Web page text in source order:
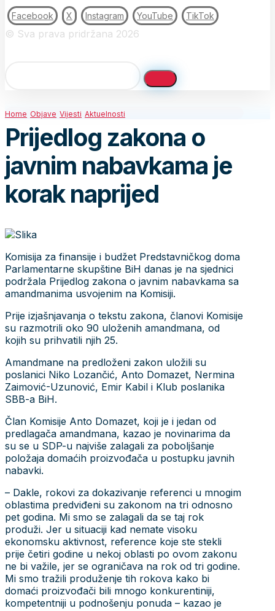
Facebook X Instagram YouTube TikTok
© Sva prava pridržana 2026
Home Objave Vijesti Aktuelnosti
Prijedlog zakona o
javnim nabavkama je
korak naprijed
Komisija za finansije i budžet Predstavničkog doma
Parlamentarne skupštine BiH danas je na sjednici
podržala Prijedlog zakona o javnim nabavkama sa
amandmanima usvojenim na Komisiji.
Prije izjašnjavanja o tekstu zakona, članovi Komisije
su razmotrili oko 90 uloženih amandmana, od
kojih su prihvatili njih 25.
Amandmane na predloženi zakon uložili su
poslanici Niko Lozančić, Anto Domazet, Nermina
Zaimović-Uzunović, Emir Kabil i Klub poslanika
SBB-a BiH.
Član Komisije Anto Domazet, koji je i jedan od
predlagača amandmana, kazao je novinarima da
su se u SDP-u najviše zalagali za poboljšanje
položaja domaćih proizvođača u postupku javnih
nabavki.
– Dakle, rokovi za dokazivanje referenci u mnogim
oblastima predviđeni su zakonom na tri odnosno
pet godina. Mi smo se zalagali da se taj rok
produži. Jer u situaciji kad nemate visoku
ekonomsku aktivnost, reference koje ste stekli
prije četiri godine u nekoj oblasti po ovom zakonu
ne bi važile, jer se ograničava na rok od tri godine.
Mi smo tražili produženje tih rokova kako bi
domaći proizvođači bili mnogo konkurentiniji,
kompetentniji u podnošenju ponuda – kazao je